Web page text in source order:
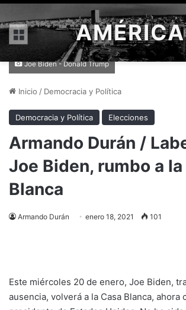
Menú
Joe Biden - Donald Trump
Inicio / Democracia y Política
Democracia y Política Elecciones
Armando Durán /
Joe Biden, rumbo a la
Blanca
Armando Durán enero 18, 2021 101
Este miércoles 20 de enero, Joe Biden,
ausencia, volverá a la Casa Blanca, ahora